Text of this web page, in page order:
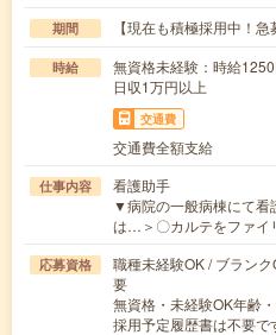
期間 【現在も積極採用中！
時給
無資格未経験：時給
日収1万円以上
交通費
交通費全額支給
仕事内容
看護助手
▼病院の一般病棟にて看
は…＞〇カルテをファイ
応募資格
職種未経験OK / ブラン
要
無資格・未経験OK年齢
採用予定履歴書は不要